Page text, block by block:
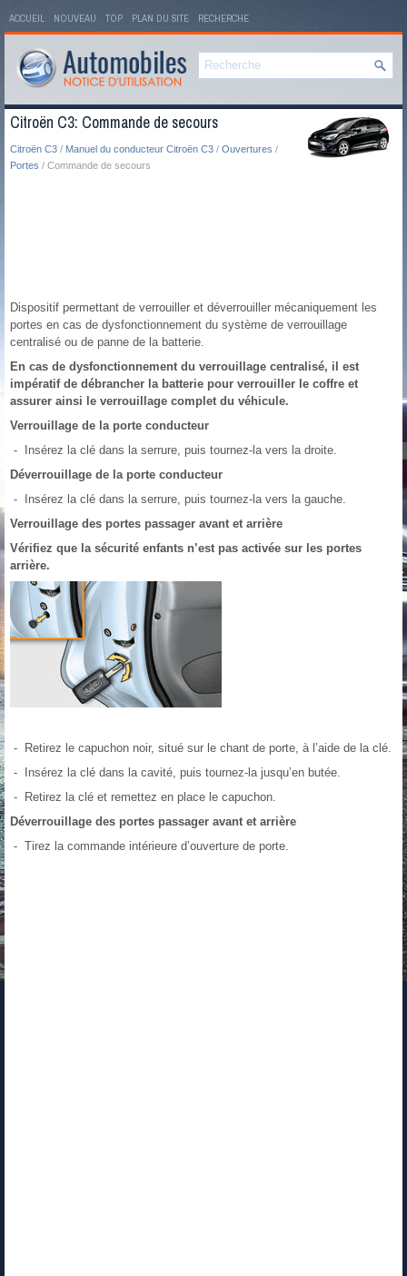
ACCUEIL NOUVEAU TOP PLAN DU SITE RECHERCHE
Citroën C3: Commande de secours
Citroën C3 / Manuel du conducteur Citroën C3 / Ouvertures /
Portes / Commande de secours
Dispositif permettant de verrouiller et déverrouiller mécaniquement les
portes en cas de dysfonctionnement du système de verrouillage
centralisé ou de panne de la batterie.
En cas de dysfonctionnement du verrouillage centralisé, il est
impératif de débrancher la batterie pour verrouiller le coffre et
assurer ainsi le verrouillage complet du véhicule.
Verrouillage de la porte conducteur
- Insérez la clé dans la serrure, puis tournez-la vers la droite.
Déverrouillage de la porte conducteur
- Insérez la clé dans la serrure, puis tournez-la vers la gauche.
Verrouillage des portes passager avant et arrière
Vérifiez que la sécurité enfants n’est pas activée sur les portes
arrière.
- Retirez le capuchon noir, situé sur le chant de porte, à l’aide de la clé.
- Insérez la clé dans la cavité, puis tournez-la jusqu’en butée.
- Retirez la clé et remettez en place le capuchon.
Déverrouillage des portes passager avant et arrière
- Tirez la commande intérieure d’ouverture de porte.